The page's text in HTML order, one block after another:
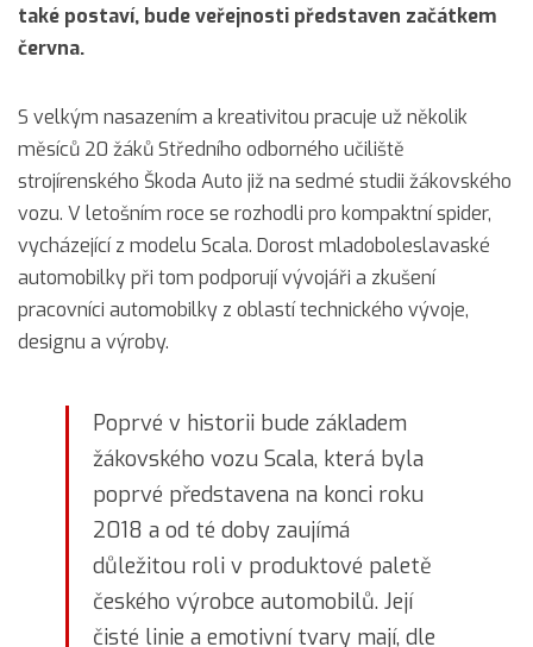
také postaví, bude veřejnosti představen začátkem
června.
S velkým nasazením a kreativitou pracuje už několik
měsíců 20 žáků Středního odborného učiliště
strojírenského Škoda Auto již na sedmé studii žákovského
vozu. V letošním roce se rozhodli pro kompaktní spider,
vycházející z modelu Scala. Dorost mladoboleslavaské
automobilky při tom podporují vývojáři a zkušení
pracovníci automobilky z oblastí technického vývoje,
designu a výroby.
Poprvé v historii bude základem
žákovského vozu Scala, která byla
poprvé představena na konci roku
2018 a od té doby zaujímá
důležitou roli v produktové paletě
českého výrobce automobilů. Její
čisté linie a emotivní tvary mají, dle